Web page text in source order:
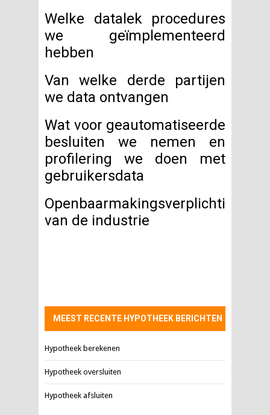
Welke datalek procedures
we geïmplementeerd
hebben
Van welke derde partijen
we data ontvangen
Wat voor geautomatiseerde
besluiten we nemen en
profilering we doen met
gebruikersdata
Openbaarmakingsverplichtingen
van de industrie
MEEST RECENTE HYPOTHEEK BERICHTEN
Hypotheek berekenen
Hypotheek oversluiten
Hypotheek afsluiten